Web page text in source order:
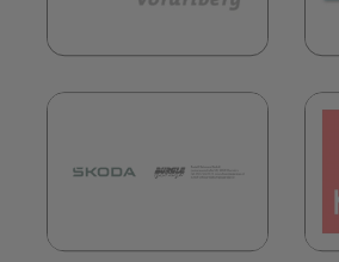
(öffnet